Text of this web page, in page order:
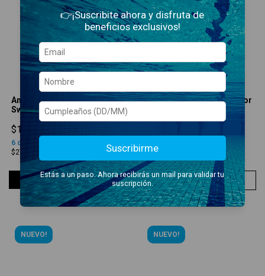
Antiparras Cobra Edge
Swipe Mirror 180
$163.900,00
6 cuotas sin interés
$27.316,67
COMPRAR
Antiparras Air-Sonic Mirror
$21.633,33
COMPRAR
NUEVO! NUEVO!
👉¡Suscribite ahora y disfruta de
beneficios exclusivos!
Suscribirme
Estás a un paso. Ahora recibirás un mail para validar tu
suscripción.